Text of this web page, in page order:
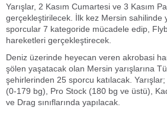
Yarışlar, 2 Kasım Cumartesi ve 3 Kasım
gerçekleştirilecek. İlk kez Mersin sahilinde
sporcular 7 kategoride mücadele edip,
hareketleri gerçekleştirecek.
Deniz üzerinde heyecan veren akrobasi
şölen yaşatacak olan Mersin yarışlarına
şehirlerinden 25 sporcu katılacak.
(0-179 bg), Pro Stock (180 bg ve üstü),
ve Drag sınıflarında yapılacak.